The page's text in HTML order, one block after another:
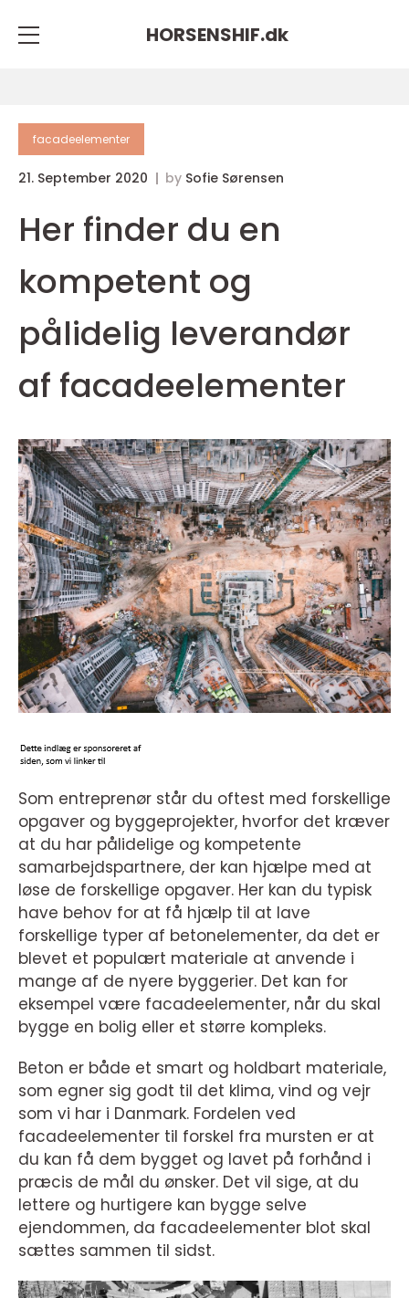
HORSENSHIF.dk
facadeelementer
21. September 2020 by Sofie Sørensen
Her finder du en
kompetent og
pålidelig leverandør
af facadeelementer
Som entreprenør står du oftest med forskellige
opgaver og byggeprojekter, hvorfor det kræver
at du har pålidelige og kompetente
samarbejdspartnere, der kan hjælpe med at
løse de forskellige opgaver. Her kan du typisk
have behov for at få hjælp til at lave
forskellige typer af betonelementer, da det er
blevet et populært materiale at anvende i
mange af de nyere byggerier. Det kan for
eksempel være facadeelementer, når du skal
bygge en bolig eller et større kompleks.
Beton er både et smart og holdbart materiale,
som egner sig godt til det klima, vind og vejr
som vi har i Danmark. Fordelen ved
facadeelementer til forskel fra mursten er at
du kan få dem bygget og lavet på forhånd i
præcis de mål du ønsker. Det vil sige, at du
lettere og hurtigere kan bygge selve
ejendommen, da facadeelementer blot skal
sættes sammen til sidst.